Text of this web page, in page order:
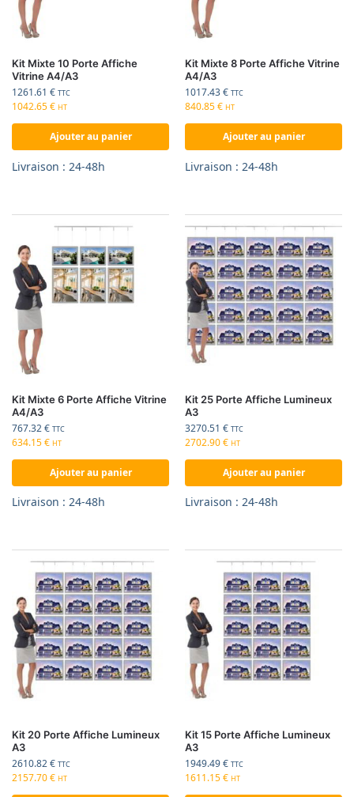
Kit Mixte 10 Porte Affiche
Vitrine A4/A3
1261.61 € TTC
1042.65€ HT
Ajouter au panier
Livraison : 24-48h
Kit Mixte 8 Porte Affiche Vitrine
A4/A3
1017.43€ TTC
840.85€ HT
Ajouter au panier
Livraison : 24-48h
Kit Mixte 6 Porte Affiche Vitrine
A4/A3
767.32€ TTC
634.15€ HT
Ajouter au panier
Livraison : 24-48h
Kit 25 Porte Affiche Lumineux
A3
3270.51 € TTC
2702.90€ HT
Ajouter au panier
Livraison : 24-48h
Kit 20 Porte Affiche Lumineux
A3
2610.82€ TTC
2157.70€ HT
Kit 15 Porte Affiche Lumineux
A3
1949.49€ TTC
1611.15€ HT